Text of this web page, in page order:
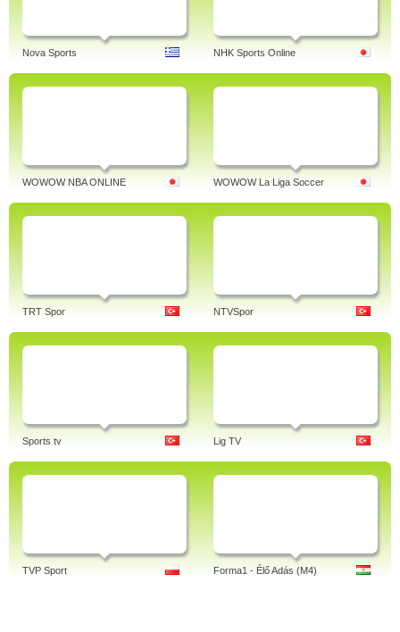
Nova Sports NHK Sports Online
WOWOW NBA ONLINE WOWOW La Liga Soccer
TRT Spor NTVSpor
Sports tv Lig TV
TVP Sport Forma1 - Élő Adás (M4)